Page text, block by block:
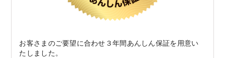
お客さまのご要望に合わせ３年間あんしん保証を用意い
たしました。